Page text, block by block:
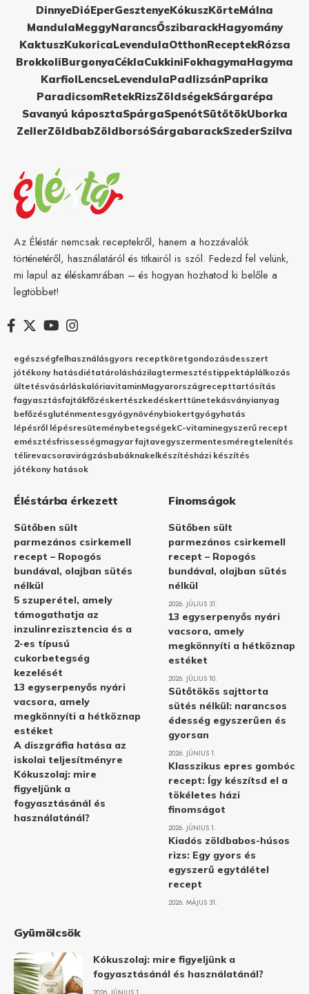
DinnyeDióEperGesztenyeKókuszKörteMálna
MandulaMeggyNarancsŐszibarackHagyomány
KaktuszKukoricaLevendulaOtthonReceptekRózsa
BrokkoliBurgonyaCéklaCukkiniFokhagymaHagyma
KarfiolLencseLevendulaPadlizsánPaprika
ParadicsomRetekRizsZöldségekSárgarépa
Savanyú káposztaSpárgaSpenótSütőtökUborka
ZellerZöldbabZöldborsóSárgabarackSzederSzilva
Az Éléstár nemcsak receptekről, hanem a hozzávalók
történetéről, használatáról és titkairól is szól. Fedezd fel velünk,
mi lapul az éléskamrában – és hogyan hozhatod ki belőle a
legtöbbet!
egészségfelhasználásgyors receptköretgondozásdesszert
jótékony hatásdiétatárolásházilagtermesztéstippektáplálkozás
ültetésvásárláskalóriavitaminMagyarországrecepttartósítás
fagyasztásfajtákfőzéskertészkedéskerttünetekásványianyag
befőzésgluténmentesgyógynövénybiokertgyógyhatás
lépésről lépésresüteménybetegségekC-vitaminegyszerű recept
emésztésfrissességmagyar fajtavegyszermentesméregtelenítés
télirevacsoravirágzásbabáknakelkészítésházi készítés
jótékony hatások
Éléstárba érkezett
Sütőben sült
parmezános csirkemell
recept – Ropogós
bundával, olajban sütés
nélkül
5 szuperétel, amely
támogathatja az
inzulinrezisztencia és a
2-es típusú
cukorbetegség
kezelését
13 egyserpenyős nyári
vacsora, amely
megkönnyíti a hétköznap
estéket
A diszgráfia hatása az
iskolai teljesítményre
Kókuszolaj: mire
figyeljünk a
fogyasztásánál és
használatánál?
Finomságok
Sütőben sült
parmezános csirkemell
recept – Ropogós
bundával, olajban sütés
nélkül
2026. JÚLIUS 31.
13 egyserpenyős nyári
vacsora, amely
megkönnyíti a hétköznap
estéket
2026. JÚLIUS 10.
Sütőtökös sajttorta
sütés nélkül: narancsos
édesség egyszerűen és
gyorsan
2026. JÚNIUS 1.
Klasszikus epres gombóc
recept: Így készítsd el a
tökéletes házi
finomságot
2026. JÚNIUS 1.
Kiadós zöldbabos-húsos
rizs: Egy gyors és
egyszerű egytálétel
recept
2026. MÁJUS 31.
Gyümölcsök
Kókuszolaj: mire figyeljünk a
fogyasztásánál és használatánál?